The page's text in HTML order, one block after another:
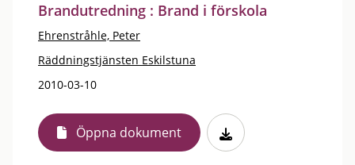
Brandutredning : Brand i förskola
Ehrenstråhle, Peter
Räddningstjänsten Eskilstuna
2010-03-10
Öppna dokument